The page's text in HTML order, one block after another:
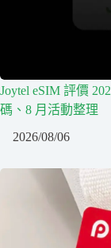
Joytel eSIM 評價
碼、8 月活動整理
2026/08/06